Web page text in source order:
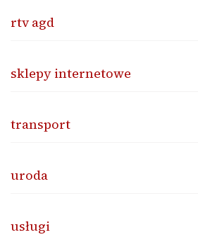
rtv agd
sklepy internetowe
transport
uroda
usługi